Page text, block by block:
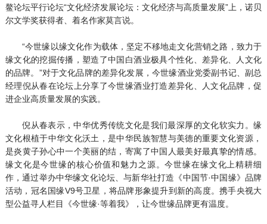
鳌论坛平行论坛“文化经济发展论坛：文化经济与高质量发展”上，诺贝
尔文学奖获得者、着名作家莫言说。
“今世缘以缘文化作为载体，坚定不移地走文化营销之路，致力于
缘文化的挖掘传播，塑造了中国白酒业极具个性化、差异化、人文化
的品牌。”对于文化品牌的差异化发展，今世缘酒业党委副书记、副总
经理倪从春在论坛上分享了今世缘酒业打造差异化、人文化品牌，促
进企业高质量发展的实践。
倪从春表示，中华优秀传统文化是我们最深厚的文化软实力。缘
文化根植于中华文化沃土，是中华民族智慧与美德的重要文化资源，
是炎黄子孙心中一个美丽的结，寄寓了中国人最美好最真挚的情感。
缘文化是今世缘的核心价值和魅力之源。今世缘在缘文化上精耕细
作，通过举办中华缘文化论坛、与新华社打造《中国节·中国缘》品牌
活动，冠名国缘V9号卫星，将品牌形象提升到新的高度。携手央视大
型公益寻人栏目《今世缘·等着我》，让今世缘品牌更有温度。